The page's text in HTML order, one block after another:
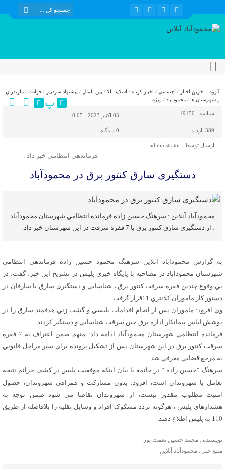
گروه : آخرین اخبار / اجتماعی / اخبار کوتاه / اسلاید بالا / بین الملل / پیشنهاد سردبیر / حوادث / مازندران
و شهرستان ها / محمودآباد / ویژه پ
شناسه : 19150 03 اکتبر 2023 - 0:05
389 بازدید 0 دیدگاه
ارسال توسط : administrator
فرماندهی انتظامی خبر داد :
دستگیری سارق کنتور برق در محمودآباد
محمودآباد آنلاین : سرهنگ حسین زاده فرمانده انتظامي شهرستان محمودآباد
، از دستگيري سارق کنتور برق با 7 فقره سرقت در این شهرستان خبر داد.
به گزارش محمودآباد آنلاین سرهنگ محمود حسین زاده فرماندهی انتظامی
شهرستان محمودآباد در مصاحبه با پایگاه خبری پلیس در تشريح اين خبر، گفت: در
پي وقوع چندين فقره سرقت کنتور برق ، شناسايي و دستگيري سارق يا سارقان در
دستور كار ماموران کلانتري 11قرار گرفت.
وي افزود: ماموران پس از انجام اقدامات پليسي و گشت زني هدفمند سارق را در
پوشش لباس پیمانکار اداره برق حين سرقت شناسايي و دستگير کردند.
فرمانده انتظامي شهرستان محمودآباد ادامه داد: متهم ضمن اعتراف به 7 فقره
سرقت کنتور برق در این شهرستان پس از تشكيل پرونده براي سير مراحل قانوني
به مرجع قضايي معرفي شد.
سرهنگ “حسين زاده ” در خاتمه با بيان اينکه موفقيت پليس در کشف جرائم نتيجه
تعامل با شهروندان است، افزود: بدون مشارکت و همراهي شهروندان، حصول
امنيت مطلوب مقدور نيست، از شهروندان تقاضا مي شود ضمن توجه به
هشدارهاي پليس ، هرگونه تردد مشکوک افراد و وسايل نقليه را بلافاصله از طريق
110 به پليس اطلاع دهند.
نویسنده : محمد حسین نعمت پور
منبع خبر : محمودآباد آنلاین